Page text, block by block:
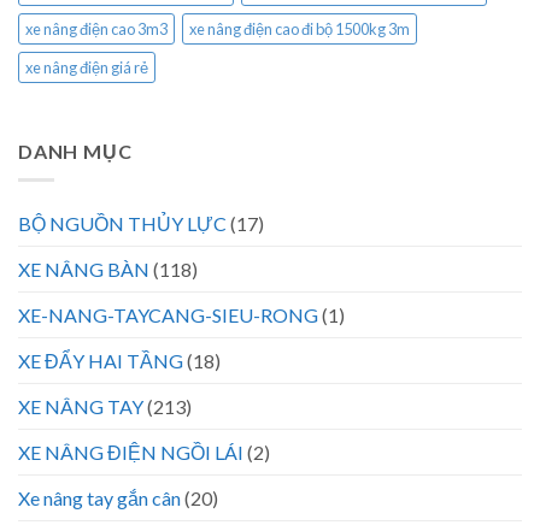
xe nâng điện cao 3m3
xe nâng điện cao đi bộ 1500kg 3m
xe nâng điện giá rẻ
DANH MỤC
BỘ NGUỒN THỦY LỰC (17)
XE NÂNG BÀN (118)
XE-NANG-TAYCANG-SIEU-RONG(1)
XE ĐẨY HAI TẦNG(18)
XE NÂNG TAY(213)
XE NÂNG ĐIỆN NGỒI LÁI (2)
Xe nâng tay gắn cân(20)